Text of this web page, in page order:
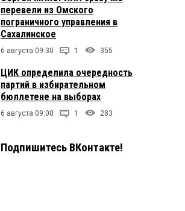
перевели из Омского
пограничного управления в
Сахалинское
6 августа 09:30 1 355
ЦИК определила очередность
партий в избирательном
бюллетене на выборах
6 августа 09:00 1 283
Подпишитесь ВКонтакте!